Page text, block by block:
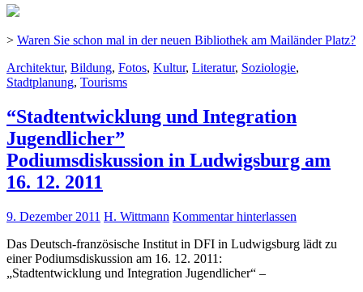
> Waren Sie schon mal in der neuen Bibliothek am Mailänder Platz?
Architektur, Bildung, Fotos, Kultur, Literatur, Soziologie,
Stadtplanung, Tourisms
“Stadtentwicklung und Integration
Jugendlicher”
Podiumsdiskussion in Ludwigsburg am
16. 12. 2011
9. Dezember 2011 H. Wittmann Kommentar hinterlassen
Das Deutsch-französische Institut in DFI in Ludwigsburg lädt zu
einer Podiumsdiskussion am 16. 12. 2011:
„Stadtentwicklung und Integration Jugendlicher“ –